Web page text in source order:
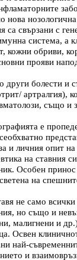
нова
са свързани с
система, а
кожни обриви,
прояви
други болести и
артралгия),
също и
е
и личния опит на
на ставния
Особен
на
не само всички
но също и
малигнени и
Освен
най-
и